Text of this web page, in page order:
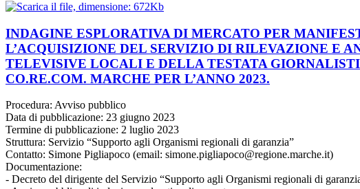
INDAGINE ESPLORATIVA DI MERCATO PER
L’ACQUISIZIONE DEL SERVIZIO DI RILEVAZIONE E
TELEVISIVE LOCALI E DELLA TESTATA
CO.RE.COM. MARCHE PER L’ANNO 2023.
Procedura: Avviso pubblico
Data di pubblicazione: 23 giugno 2023
Termine di pubblicazione: 2 luglio 2023
Struttura: Servizio “Supporto agli Organismi regionali di garanzia”
Contatto: Simone Pigliapoco (email: simone.pigliapoco@regione.marche.it)
Documentazione:
- Decreto del dirigente del Servizio “Supporto agli Organismi regionali di